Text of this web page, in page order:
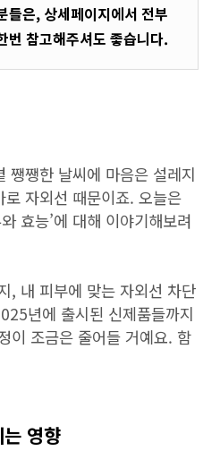
들은, 상세페이지에서 전부
번 참고해주셔도 좋습니다.
쨍쨍한 날씨에 마음은 설레지
자외선 때문이죠. 오늘은
효능’에 대해 이야기해보려
, 내 피부에 맞는 자외선 차단
년에 출시된 신제품들까지
이 조금은 줄어들 거예요. 함
영향